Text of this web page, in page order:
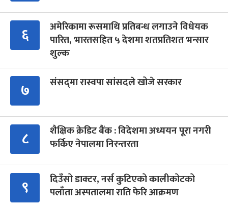
६
अमेरिकामा रूसमाथि प्रतिबन्ध लगाउने विधेयक
पारित, भारतसहित ५ देशमा शतप्रतिशत भन्सार
शुल्क
७ संसद्‍मा रास्वपा सांसदले खोजे सरकार
८
शैक्षिक क्रेडिट बैंक : विदेशमा अध्ययन पूरा नगरी
फर्किए नेपालमा निरन्तरता
९
दिउँसो डाक्टर, नर्स कुटिएको कालीकोटको
पलाँता अस्पतालमा राति फेरि आक्रमण